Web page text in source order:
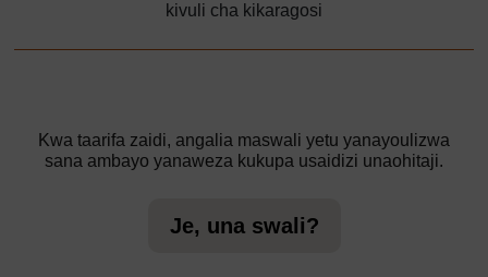
kivuli cha kikaragosi
Kwa taarifa zaidi, angalia maswali yetu yanayoulizwa
sana ambayo yanaweza kukupa usaidizi unaohitaji.
Je, una swali?